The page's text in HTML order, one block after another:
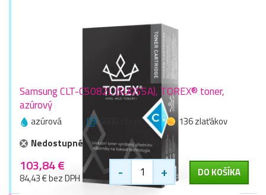
Samsung CLT-C5082L (SU055A), TOREX® toner,
azúrový
azúrová 4000 stran
136 zlaťákov
Nedostupné
103,84 €
84,43 € bez DPH - + DO KOŠÍKA